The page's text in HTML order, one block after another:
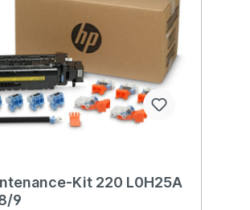
Kit 220 L0H25A
9